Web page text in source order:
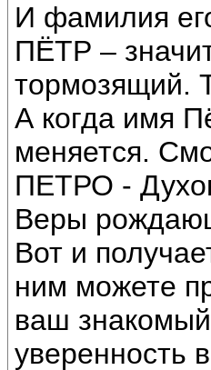
И фамилия
ПЁТР –
тормозящий.
А когда имя
меняется.
ПЕТРО -
Веры
Вот и
ним можете
ваш
уверенность